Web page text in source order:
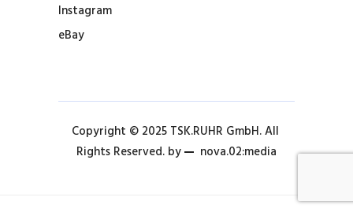
Instagram
eBay
Copyright © 2025 TSK.RUHR GmbH. All
Rights Reserved. by
nova.02:media